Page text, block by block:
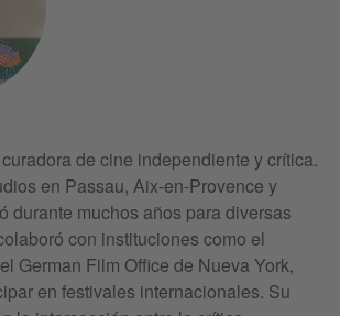
de cine independiente y crítica.
en Passau, Aix-en-Provence y
durante muchos años para diversas
con instituciones como el
German Film Office de Nueva York,
en festivales internacionales. Su